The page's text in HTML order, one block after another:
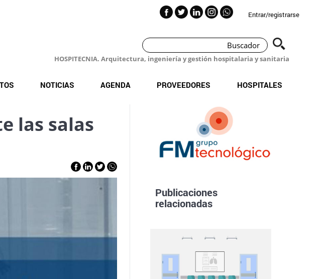
Entrar/registrarse
HOSPITECNIA. Arquitectura, ingeniería y gestión hospitalaria y sanitaria
NOTICIAS AGENDA PROVEEDORES HOSPITALES
las salas
Publicaciones
relacionadas